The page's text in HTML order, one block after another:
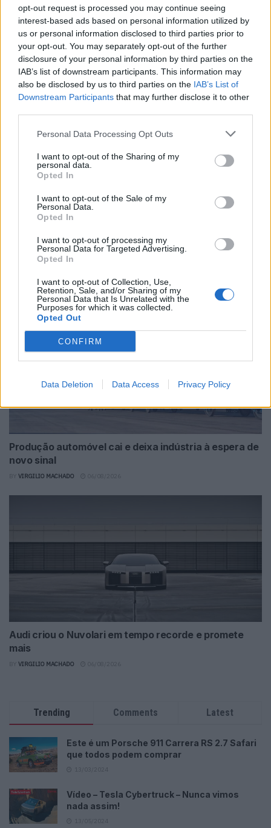
opt-out request is processed you may continue seeing
interest-based ads based on personal information utilized by
us or personal information disclosed to third parties prior to
your opt-out. You may separately opt-out of the further
disclosure of your personal information by third parties on the
IAB’s list of downstream participants. This information may
also be disclosed by us to third parties on the IAB’s List of
Downstream Participants that may further disclose it to other
Personal Data Processing Opt Outs
I want to opt-out of the Sharing of my
personal data.
Opted In
I want to opt-out of the Sale of my
Personal Data.
Opted In
I want to opt-out of processing my
Personal Data for Targeted Advertising.
Opted In
I want to opt-out of Collection, Use,
Retention, Sale, and/or Sharing of my
Personal Data that Is Unrelated with the
Purposes for which it was collected.
Opted Out
CONFIRM
Data Deletion Data Access Privacy Policy
Ricardo Carvalho
Novo Bugatti Destrier mostra que o W16
ainda não acabou
Produção automóvel cai e deixa indústria à espera de
novo sinal
VIRGILIO MACHADO
Audi criou o Nuvolari em tempo recorde e promete
mais
VIRGILIO MACHADO
Trending Comments Latest
Este é um Porsche 911 Carrera RS 2.7 Safari
que todos podem comprar
Vídeo – Tesla Cybertruck – Nunca vimos
nada assim!